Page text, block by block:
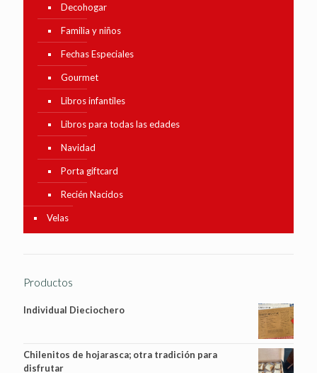
Decohogar
Familia y niños
Fechas Especiales
Gourmet
Libros infantiles
Libros para todas las edades
Navidad
Porta giftcard
Recién Nacidos
Velas
Productos
Individual Dieciochero
Chilenitos de hojarasca; otra tradición para
disfrutar